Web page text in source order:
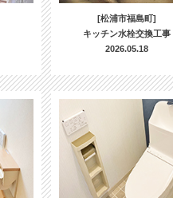
[松浦市福島町]
キッチン水栓交換工事
2026.05.18